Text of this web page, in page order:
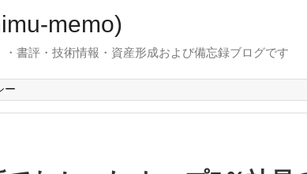
memo)
書評・技術情報・資産形成および備忘録ブログです
ー